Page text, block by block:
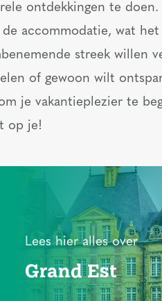
ontdekkingen te
de accommodatie, wat
streek willen
of gewoon wilt
je vakantieplezier te
op je!
Lees hier alles over
Grand Est